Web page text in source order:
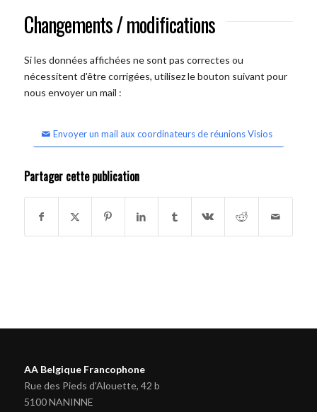
Changements / modifications
Si les données affichées ne sont pas correctes ou
nécessitent d'être corrigées, utilisez le bouton suivant pour
nous envoyer un mail :
Envoyer un mail aux coordinateurs de réunions Visios
Partager cette publication
AA Belgique Francophone
Rue des Pieds d'Alouette, 42 b
5100 NANINNE